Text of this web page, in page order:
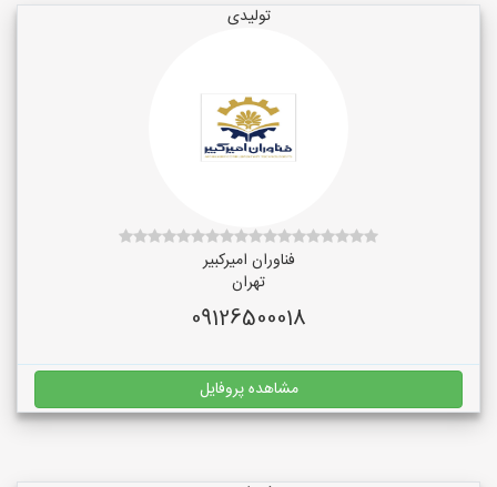
تولیدی
فناوران امیرکبیر
تهران
09126500018
مشاهده پروفایل